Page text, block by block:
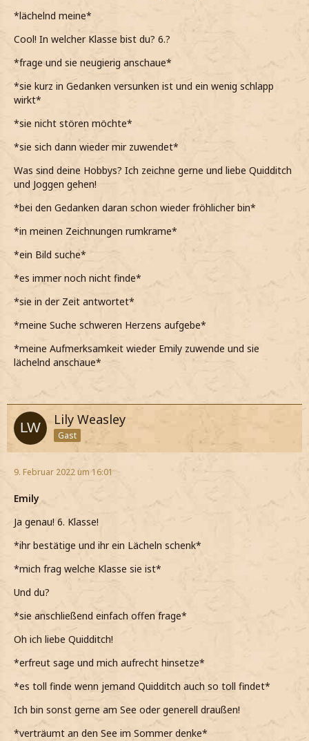
*lächelnd meine*
Cool! In welcher Klasse bist du? 6.?
*frage und sie neugierig anschaue*
*sie kurz in Gedanken versunken ist und ein wenig schlapp
wirkt*
*sie nicht stören möchte*
*sie sich dann wieder mir zuwendet*
Was sind deine Hobbys? Ich zeichne gerne und liebe Quidditch
und Joggen gehen!
*bei den Gedanken daran schon wieder fröhlicher bin*
*in meinen Zeichnungen rumkrame*
*ein Bild suche*
*es immer noch nicht finde*
*sie in der Zeit antwortet*
*meine Suche schweren Herzens aufgebe*
*meine Aufmerksamkeit wieder Emily zuwende und sie
lächelnd anschaue*
Lily Weasley
Gast
9. Februar 2022 um 16:01
Emily
Ja genau! 6. Klasse!
*ihr bestätige und ihr ein Lächeln schenk*
*mich frag welche Klasse sie ist*
Und du?
*sie anschließend einfach offen frage*
Oh ich liebe Quidditch!
*erfreut sage und mich aufrecht hinsetze*
*es toll finde wenn jemand Quidditch auch so toll findet*
Ich bin sonst gerne am See oder generell draußen!
*verträumt an den See im Sommer denke*